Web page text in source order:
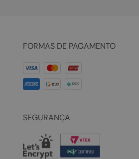
FORMAS DE PAGAMENTO
SEGURANÇA